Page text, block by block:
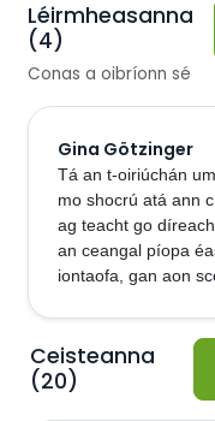
Léirmheasanna
(4)
Conas a oibríonn sé
Gina Götzinger
Tá an t-oiriúchán
mo shocrú atá ann
ag teacht go
an ceangal píopa
iontaofa, gan aon
Ceisteanna
(20)